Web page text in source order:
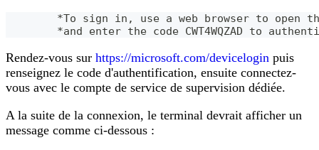
*To sign in, use a web browser to open
*and enter the code CWT4WQZAD to
Rendez-vous sur https://microsoft.com/devicelogin puis
renseignez le code d'authentification, ensuite connectez-
vous avec le compte de service de supervision dédiée.
A la suite de la connexion, le terminal devrait afficher un
message comme ci-dessous :